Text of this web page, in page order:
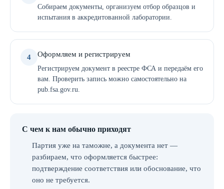
Собираем документы, организуем отбор образцов и
испытания в аккредитованной лаборатории.
4 Оформляем и регистрируем
Регистрируем документ в реестре ФСА и передаём его
вам. Проверить запись можно самостоятельно на
pub.fsa.gov.ru.
С чем к нам обычно приходят
Партия уже на таможне, а документа нет —
разбираем, что оформляется быстрее:
подтверждение соответствия или обоснование, что
оно не требуется.